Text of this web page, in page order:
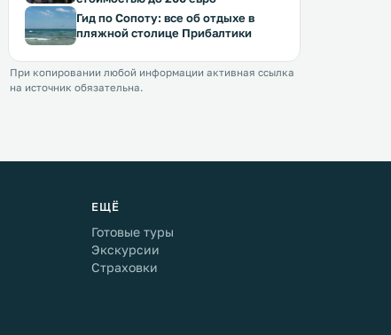
Гид по Сопоту: все об отдыхе в
пляжной столице Прибалтики
При копировании любой информации активная ссылка
на источник обязательна.
ЕЩЁ
Готовые туры
Экскурсии
Страховки